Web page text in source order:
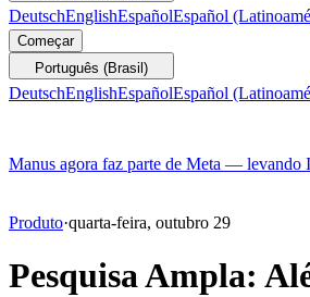
DeutschEnglishEspañolEspañol
Começar
Português (Brasil)
DeutschEnglishEspañolEspañol
Manus agora faz parte de Meta — levando
Produto·quarta-feira, outubro 29
Pesquisa Ampla: